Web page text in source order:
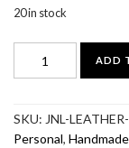
20 in stock
ADD
SKU: JNL-
Personal,